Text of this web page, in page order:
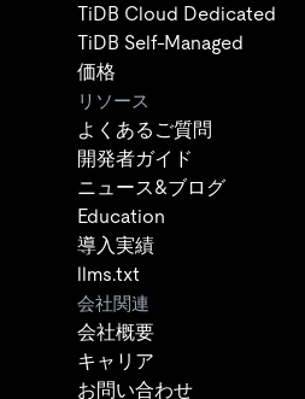
TiDB Cloud Dedicated
TiDB Self-Managed
価格
リソース
よくあるご質問
開発者ガイド
ニュース&ブログ
Education
導入実績
llms.txt
会社関連
会社概要
キャリア
お問い合わせ